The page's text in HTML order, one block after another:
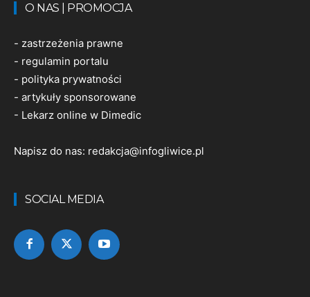
O NAS | PROMOCJA
- zastrzeżenia prawne
- regulamin portalu
- polityka prywatności
- artykuły sponsorowane
- Lekarz online w Dimedic
Napisz do nas: redakcja@infogliwice.pl
SOCIAL MEDIA